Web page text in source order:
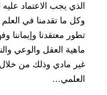
الذي يجب الاعتماد عليه
وكل ما تقدمنا في
تطور معتقدنا وإيماننا
ماهية العقل والوعي
غير مادي وذلك من
العلمي…